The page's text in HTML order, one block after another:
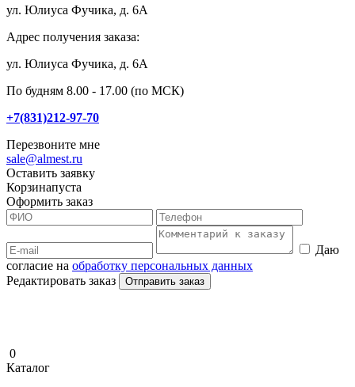
ул. Юлиуса Фучика, д. 6А
Адрес получения заказа:
ул. Юлиуса Фучика, д. 6А
По будням 8.00 - 17.00 (по МСК)
+7(831)212-97-70
Перезвоните мне
sale@almest.ru
Оставить заявку
Корзинапуста
Оформить заказ
Даю
согласие на обработку персональных данных
Редактировать заказ
Отправить заказ
0
Каталог